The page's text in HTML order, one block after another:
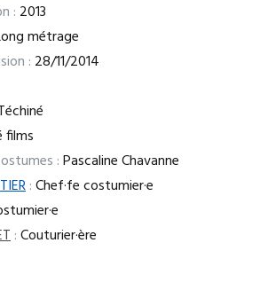
: 2013
métrage
: 28/11/2014
films
:Pascaline Chavanne
:Chef·fe costumier·e
:Couturier·ère